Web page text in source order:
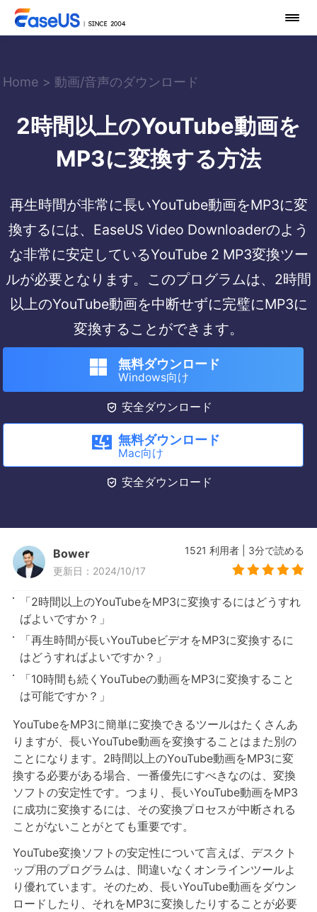
Home > 動画/音声のダウンロード
2時間以上のYouTube動画を
MP3に変換する方法
再生時間が非常に長いYouTube動画をMP3に変
換するには、EaseUS Video Downloaderのよう
な非常に安定しているYouTube 2 MP3変換ツー
ルが必要となります。このプログラムは、2時間
以上のYouTube動画を中断せずに完璧にMP3に
変換することができます。
無料ダウンロード
Windows向け
 安全ダウンロード
無料ダウンロード
Mac向け
 安全ダウンロード
Bower
更新日：2024/10/17
1521 利用者 3分で読める
「2時間以上のYouTubeをMP3に変換するにはどうすれ
ばよいですか？」
「再生時間が長いYouTubeビデオをMP3に変換するに
はどうすればよいですか？」
「10時間も続くYouTubeの動画をMP3に変換すること
は可能ですか？」
YouTubeをMP3に簡単に変換できるツールはたくさんあ
りますが、長いYouTube動画を変換することはまた別の
ことになります。2時間以上のYouTube動画をMP3に変
換する必要がある場合、一番優先にすべきなのは、変換
ソフトの安定性です。つまり、長いYouTube動画をMP3
に成功に変換するには、その変換プロセスが中断される
ことがないことがとても重要です。
YouTube変換ソフトの安定性について言えば、デスクト
ップ用のプログラムは、間違いなくオンラインツールよ
り優れています。そのため、長いYouTube動画をダウン
ロードしたり、それをMP3に変換したりすることが必要